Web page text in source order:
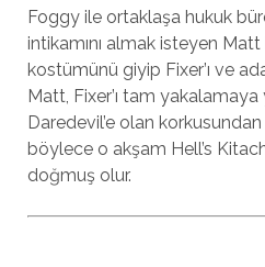
Foggy ile ortaklaşa hukuk
intikamını almak isteyen
kostümünü giyip Fixer’ı ve
Matt, Fixer’ı tam yakalamaya
Daredevil’e olan
böylece o akşam Hell’s
doğmuş olur.